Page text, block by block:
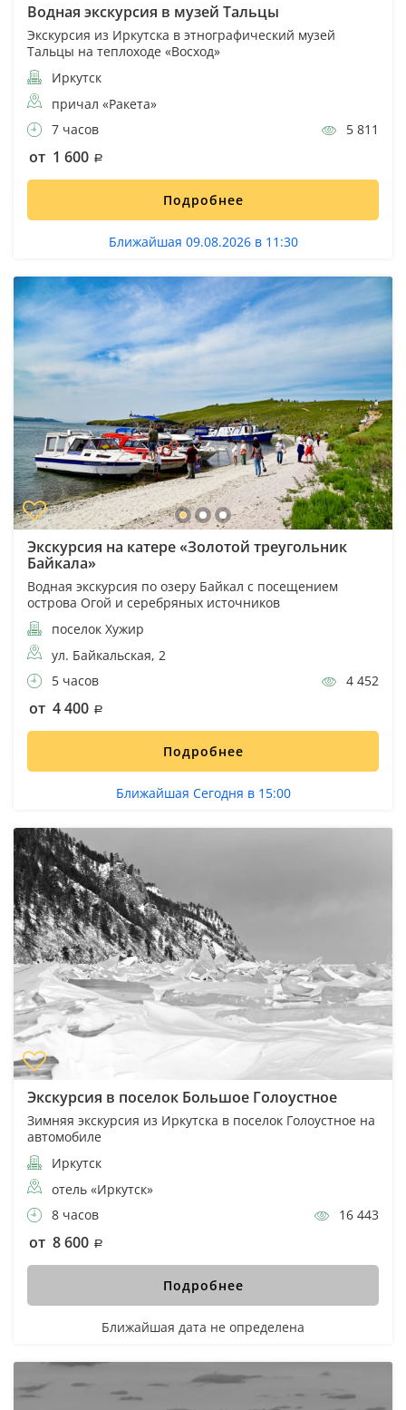
Водная экскурсия в музей Тальцы
Экскурсия из Иркутска в этнографический музей
Тальцы на теплоходе «Восход»
Иркутск
причал «Ракета»
7 часов
5 811
от 1 600
Подробнее
Ближайшая 09.08.2026 в 11:30
Экскурсия на катере «Золотой треугольник
Байкала»
Водная экскурсия по озеру Байкал с посещением
острова Огой и серебряных источников
поселок Хужир
ул. Байкальская, 2
5 часов
4 452
от 4 400
Подробнее
Ближайшая Сегодня в 15:00
Экскурсия в поселок Большое Голоустное
Зимняя экскурсия из Иркутска в поселок Голоустное на
автомобиле
Иркутск
отель «Иркутск»
8 часов
16 443
от 8 600
Подробнее
Ближайшая дата не определена